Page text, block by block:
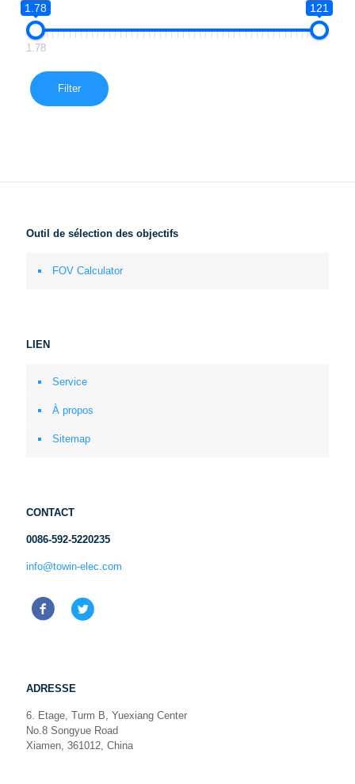
1.78
121
1.78
Filter
Outil de sélection des objectifs
FOV Calculator
LIEN
Service
À propos
Sitemap
CONTACT
0086-592-5220235
info@towin-elec.com
ADRESSE
6. Etage, Turm B, Yuexiang Center
No.8 Songyue Road
Xiamen, 361012, China